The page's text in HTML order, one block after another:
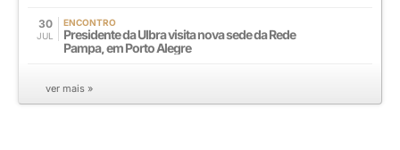
30
JUL
ENCONTRO
Presidente da Ulbra visita nova sede da Rede
Pampa, em Porto Alegre
ver mais »